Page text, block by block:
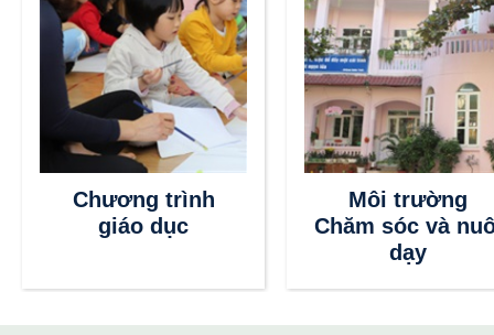
Chương trình
giáo dục
Môi trường
Chăm sóc và
dạy